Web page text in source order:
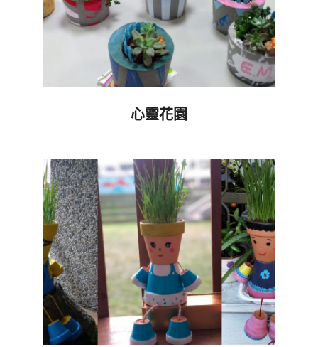
心靈花園
19